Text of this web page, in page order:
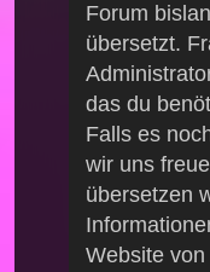
Forum
übersetzt.
das du
Falls es
wir uns
übersetzen
Website von